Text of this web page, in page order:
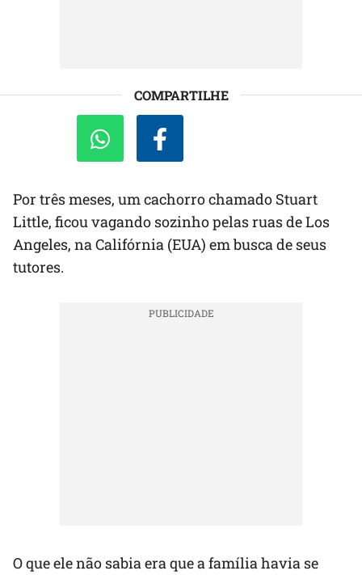
COMPARTILHE
Por três meses, um cachorro chamado Stuart
Little, ficou vagando sozinho pelas ruas de Los
Angeles, na Califórnia (EUA) em busca de seus
tutores.
O que ele não sabia era que a família havia se